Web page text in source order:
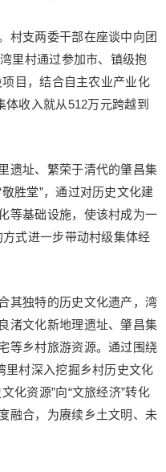
村支两委干部在座谈中向团
里村通过参加市、镇级抱
项目，结合自主农业产业化
体收入就从512万元跨越到
遗址、繁荣于清代的肇昌集
胜堂”，通过对历史文化建
等基础设施，使该村成为一
方式进一步带动村级集体经
其独特的历史文化遗产，湾
渚文化新地理遗址、肇昌集
等乡村旅游资源。通过围绕
里村深入挖掘乡村历史文化
化资源”向“文旅经济”转化
融合，为赓续乡土文明、未